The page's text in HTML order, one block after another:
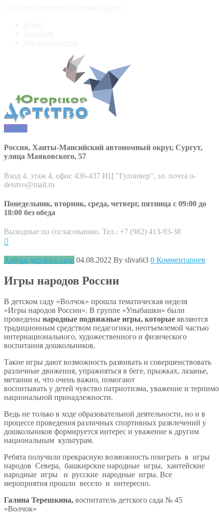
MENU
Россия, Ханты-Мансийский автономный округ, Сургут,
улица Маяковского, 57
Вход 4, этаж 4, офис 436-437 ИЦ "Гулливер", эл. почта u-
detstvo@mail.ru
Понедельник, вторник, среда, четверг, пятница с 09:00 до
18:00 без обеда
Выходные по согласованию. Тел.: +7 (982) 413-93-38
Азбука детского сада 04.08.2022 By sliva6t3 0 Комментариев
Игры народов России
В детском саду «Волчок» прошла тематическая неделя
«Игры народов России». В группе «Улыбашки» были
проведены народные подвижные игры, которые являются
традиционным средством педагогики, неотъемлемой частью
интернационального, художественного и физического
воспитания дошкольников.
Такие игры дают возможность развивать и совершенствовать
различные движения, упражняться в беге, прыжках, лазанье,
метании и, что очень важно, помогают
воспитывать у детей чувство патриотизма, уважение и
национальной принадлежности.
Ведь не только в ходе образовательной деятельности, но и в
процессе проведения различных спортивных развлечений у
дошкольников формируется интерес и уважение к другим
национальным культурам.
Ребята получили прекрасную возможность поиграть в игры
народов Севера, башкирские народные игры, хантейские
народные игры и русские народные игры. Все
мероприятия прошли весело и интересно.
Галина Терешкина, воспитатель детского сада № 45
«Волчок»